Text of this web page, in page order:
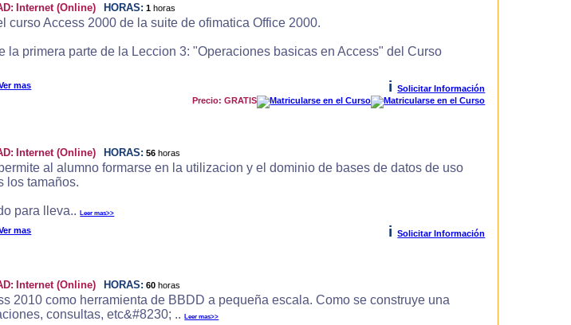
Internet (Online) HORAS: 1 horas
curso Access 2000 de la suite de ofimatica Office 2000.
la primera parte de la Leccion 3: "Operaciones basicas en Access" del Curso
mas i
Solicitar Información
Precio: GRATIS
Internet (Online) HORAS: 56 horas
al alumno formarse en la utilizacion y el dominio de bases de datos de uso
los tamaños.
para lleva..Leer mas>>
mas i Solicitar Información
Internet (Online) HORAS: 60 horas
2010 como herramienta de BBDD a pequeña escala. Como se construye una
consultas, etc&#8230; ..Leer mas>>